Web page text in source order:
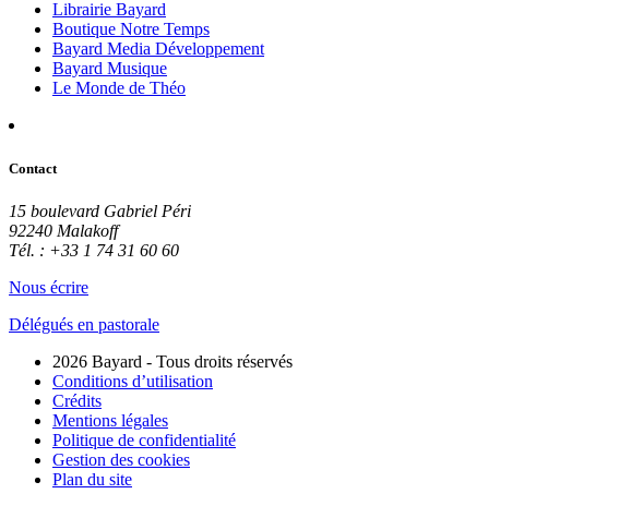
Librairie Bayard
Boutique Notre Temps
Bayard Media Développement
Bayard Musique
Le Monde de Théo
Contact
15 boulevard Gabriel Péri
92240 Malakoff
Tél. : +33 1 74 31 60 60
Nous écrire
Délégués en pastorale
2026 Bayard - Tous droits réservés
Conditions d’utilisation
Crédits
Mentions légales
Politique de confidentialité
Gestion des cookies
Plan du site